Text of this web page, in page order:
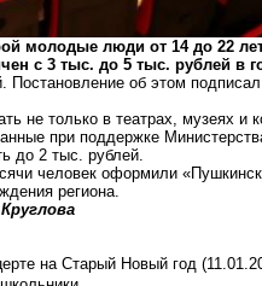
молодые люди от 14 до 22
с 3 тыс. до 5 тыс. рублей в
об этом
не только в театрах, музеях и
при поддержке
до 2 тыс. рублей.
человек оформили
региона.
на Старый Новый год